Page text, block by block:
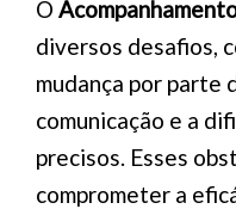
O
diversos desafios,
mudança por parte
comunicação e a
precisos. Esses
comprometer a